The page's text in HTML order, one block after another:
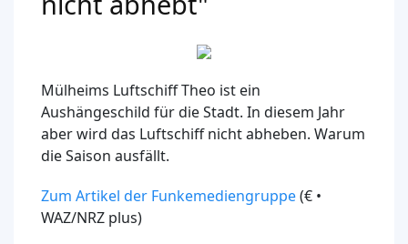
Mülheims Luftschiff Theo ist ein
Aushängeschild für die Stadt. In diesem Jahr
aber wird das Luftschiff nicht abheben. Warum
die Saison ausfällt.
Zum Artikel der Funkemediengruppe(€ •
WAZ/NRZ plus)